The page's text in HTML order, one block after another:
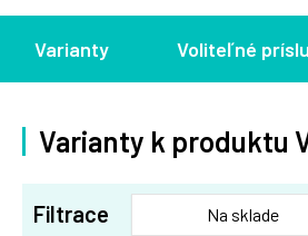
Varianty Voliteľné
Varianty k produktu
Filtrace Na sklade